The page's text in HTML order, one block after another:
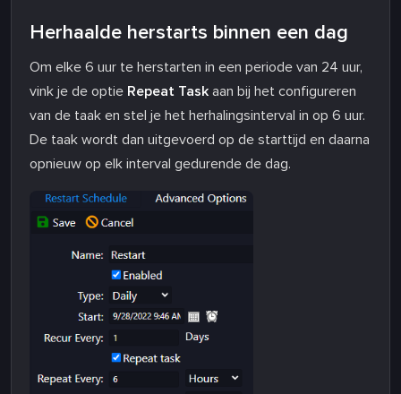
Herhaalde herstarts binnen een dag
Om elke 6 uur te herstarten in een periode van 24 uur,
vink je de optie Repeat Task aan bij het configureren
van de taak en stel je het herhalingsinterval in op 6 uur.
De taak wordt dan uitgevoerd op de starttijd en daarna
opnieuw op elk interval gedurende de dag.